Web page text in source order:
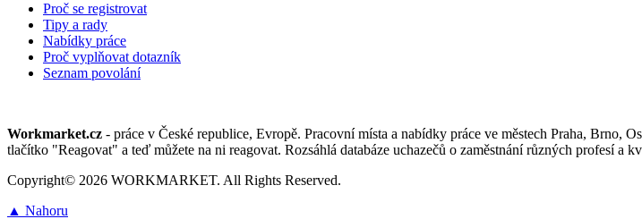
Proč se registrovat
Tipy a rady
Nabídky práce
Proč vyplňovat dotazník
Seznam povolání
Workmarket.cz - práce v České republice, Evropě. Pracovní místa a nabídky práce ve městech Praha, Brno,
tlačítko "Reagovat" a teď můžete na ni reagovat. Rozsáhlá databáze uchazečů o zaměstnání různých profesí a
Copyright© 2026 WORKMARKET. All Rights Reserved.
▲ Nahoru